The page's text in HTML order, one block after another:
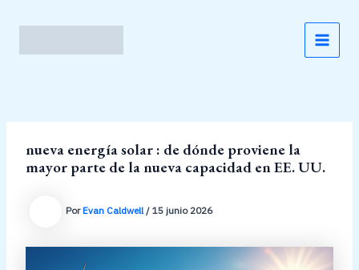
nueva energía solar : de dónde proviene la
mayor parte de la nueva capacidad en EE. UU.
PorEvan Caldwell / 15 junio 2026